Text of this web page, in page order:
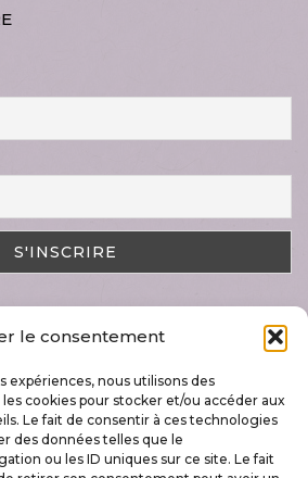
le consentement
expériences, nous utilisons des
cookies pour stocker et/ou accéder aux
Le fait de consentir à ces technologies
des données telles que le
ou les ID uniques sur ce site. Le fait
« Art & Nature »